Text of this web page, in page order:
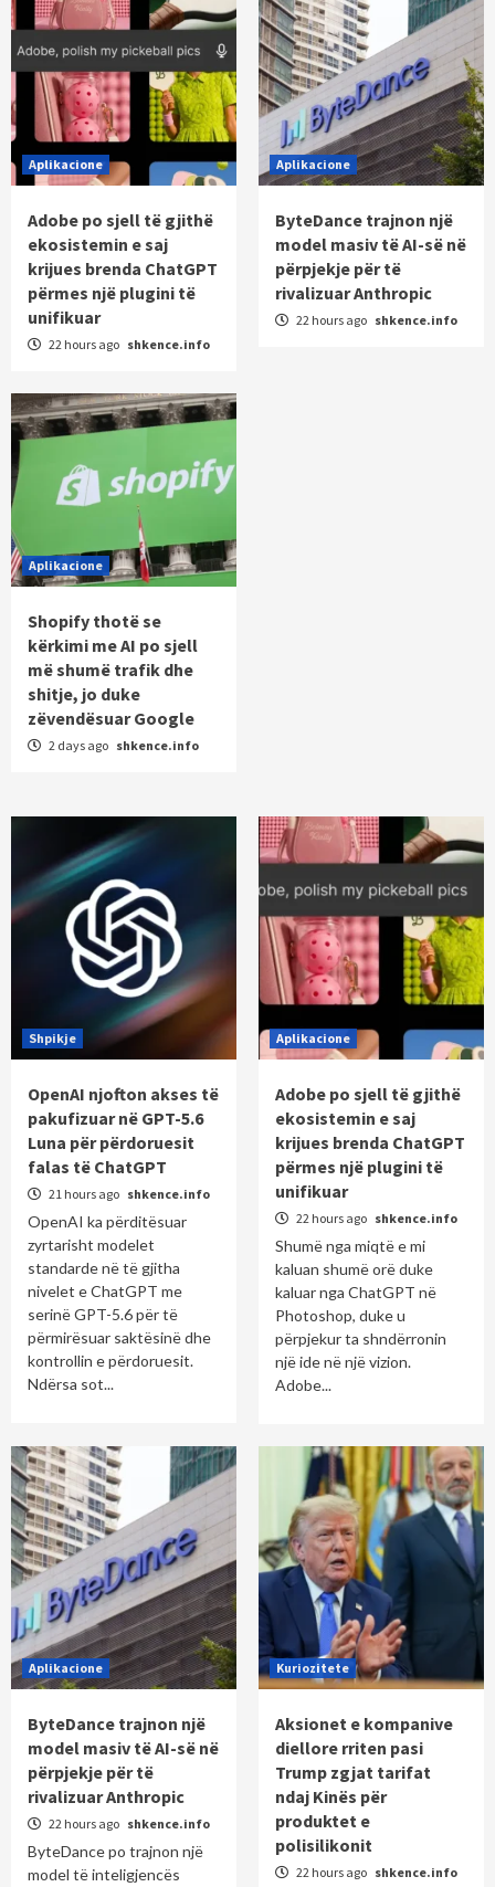
Aplikacione
Adobe po sjell të gjithë
ekosistemin e saj
krijues brenda ChatGPT
përmes një plugini të
unifikuar
22 hours ago shkence.info
Aplikacione
ByteDance trajnon një
model masiv të AI-së në
përpjekje për të
rivalizuar Anthropic
22 hours ago shkence.info
Aplikacione
Shopify thotë se
kërkimi me AI po sjell
më shumë trafik dhe
shitje, jo duke
zëvendësuar Google
2 days ago shkence.info
Shpikje
OpenAI njofton akses të
pakufizuar në GPT-5.6
Luna për përdoruesit
falas të ChatGPT
21 hours ago shkence.info
OpenAI ka përditësuar
zyrtarisht modelet
standarde në të gjitha
nivelet e ChatGPT me
serinë GPT-5.6 për të
përmirësuar saktësinë dhe
kontrollin e përdoruesit.
Ndërsa sot...
Aplikacione
Adobe po sjell të gjithë
ekosistemin e saj
krijues brenda ChatGPT
përmes një plugini të
unifikuar
22 hours ago shkence.info
Shumë nga miqtë e mi
kaluan shumë orë duke
kaluar nga ChatGPT në
Photoshop, duke u
përpjekur ta shndërronin
një ide në një vizion.
Adobe...
Aplikacione
ByteDance trajnon një
model masiv të AI-së në
përpjekje për të
rivalizuar Anthropic
22 hours ago shkence.info
ByteDance po trajnon një
model të inteligjencës
Kuriozitete
Aksionet e kompanive
diellore rriten pasi
Trump zgjat tarifat
ndaj Kinës për
produktet e
polisilikonit
22 hours ago shkence.info